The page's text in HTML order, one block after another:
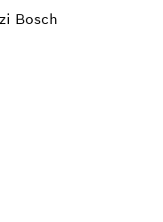
Bosch